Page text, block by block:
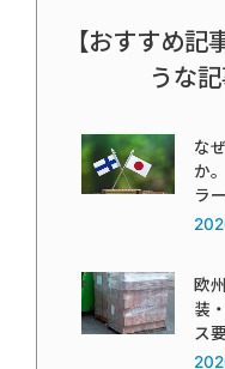
【おすすめ記
うな
な
か
ラ
欧
装
ス